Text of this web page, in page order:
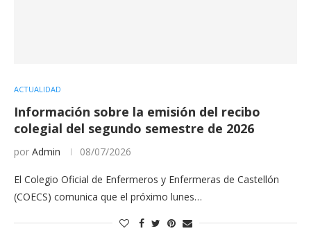
ACTUALIDAD
Información sobre la emisión del recibo
colegial del segundo semestre de 2026
por Admin 08/07/2026
El Colegio Oficial de Enfermeros y Enfermeras de Castellón
(COECS) comunica que el próximo lunes…